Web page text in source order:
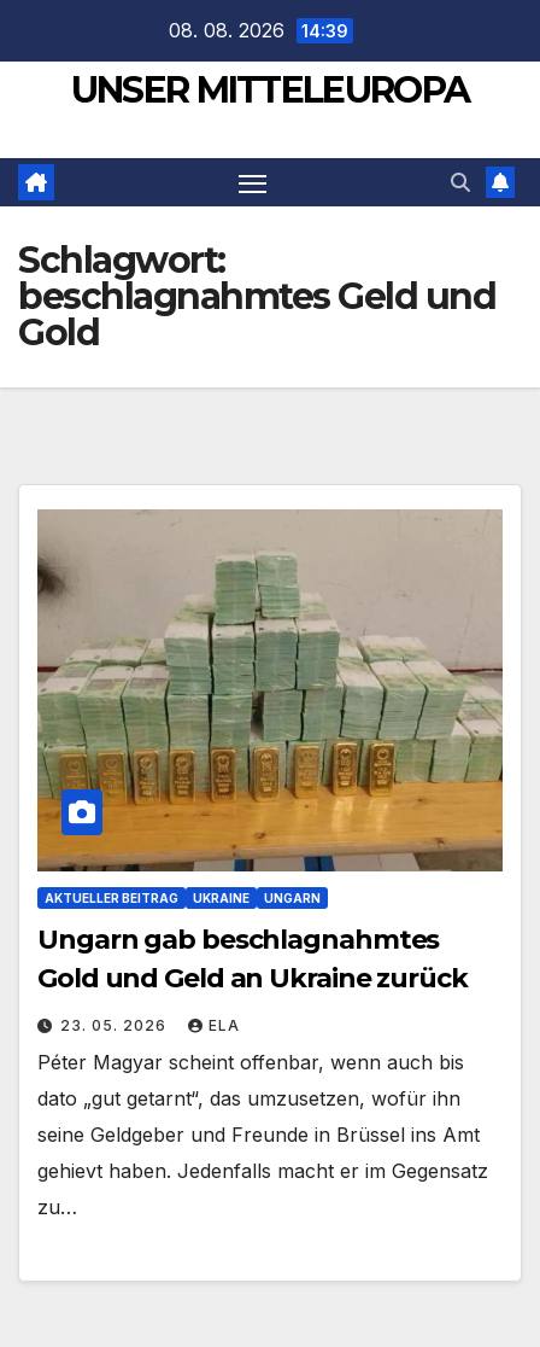
springen
08. 08. 2026 14:39
UNSER MITTELEUROPA
Schlagwort:
beschlagnahmtes Geld und
Gold
AKTUELLER BEITRAG UKRAINE UNGARN
Ungarn gab beschlagnahmtes
Gold und Geld an Ukraine zurück
23. 05. 2026 ELA
Péter Magyar scheint offenbar, wenn auch bis
dato „gut getarnt“, das umzusetzen, wofür ihn
seine Geldgeber und Freunde in Brüssel ins Amt
gehievt haben. Jedenfalls macht er im Gegensatz
zu…